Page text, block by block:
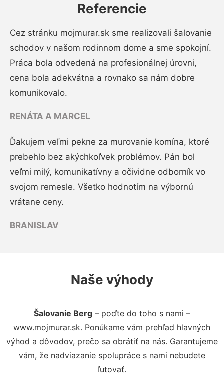
Referencie
Cez stránku mojmurar.sk sme realizovali šalovanie
schodov v našom rodinnom dome a sme spokojní.
Práca bola odvedená na profesionálnej úrovni,
cena bola adekvátna a rovnako sa nám dobre
komunikovalo.
RENÁTA A MARCEL
Ďakujem veľmi pekne za murovanie komína, ktoré
prebehlo bez akýchkoľvek problémov. Pán bol
veľmi milý, komunikatívny a očividne odborník vo
svojom remesle. Všetko hodnotím na výbornú
vrátane ceny.
BRANISLAV
Naše výhody
Šalovanie Berg– poďte do toho s nami –
www.mojmurar.sk. Ponúkame vám prehľad hlavných
výhod a dôvodov, prečo sa obrátiť na nás. Garantujeme
vám, že nadviazanie spolupráce s nami nebudete
ľutovať.